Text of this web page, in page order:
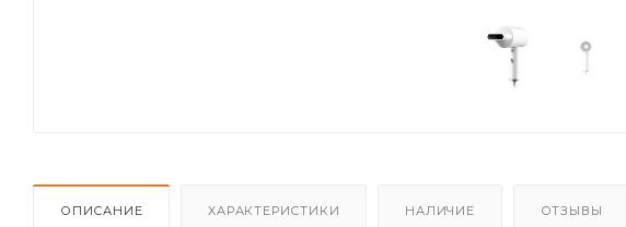
ОПИСАНИЕ ХАРАКТЕРИСТИКИ НАЛИЧИЕ ОТЗЫВЫ